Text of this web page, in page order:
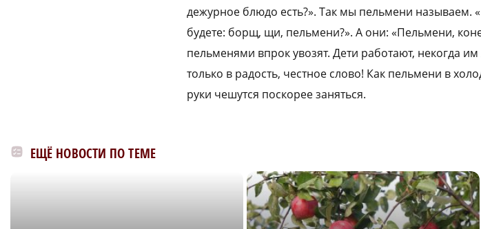
дежурное блюдо есть?». Так мы пельмени называем.
будете: борщ, щи, пельмени?». А они: «Пельмени,
пельменями впрок увозят. Дети работают, некогда
только в радость, честное слово! Как пельмени в
руки чешутся поскорее заняться.
ЕЩЁ НОВОСТИ ПО ТЕМЕ